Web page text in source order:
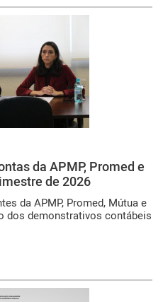
da APMP, Promed e
de 2026
da APMP, Promed, Mútua e
dos demonstrativos contábeis